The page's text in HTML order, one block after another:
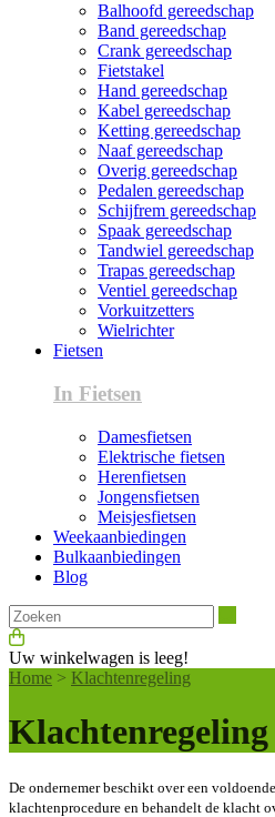
Balhoofd gereedschap
Band gereedschap
Crank gereedschap
Fietstakel
Hand gereedschap
Kabel gereedschap
Ketting gereedschap
Naaf gereedschap
Overig gereedschap
Pedalen gereedschap
Schijfrem gereedschap
Spaak gereedschap
Tandwiel gereedschap
Trapas gereedschap
Ventiel gereedschap
Vorkuitzetters
Wielrichter
Fietsen
In Fietsen
Damesfietsen
Elektrische fietsen
Herenfietsen
Jongensfietsen
Meisjesfietsen
Weekaanbiedingen
Bulkaanbiedingen
Blog
Uw winkelwagen is leeg!
Home > Klachtenregeling
Klachtenregeling
De ondernemer beschikt over een
klachtenprocedure en behandelt de klacht